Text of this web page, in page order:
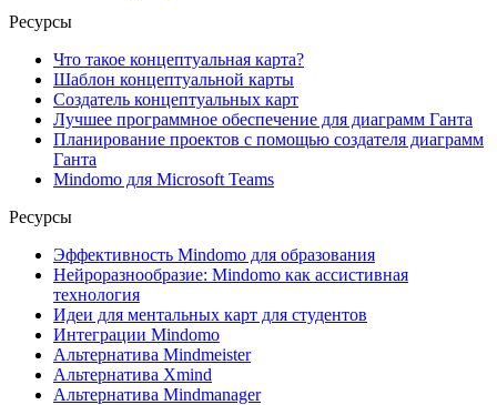
Ресурсы
Что такое концептуальная карта?
Шаблон концептуальной карты
Создатель концептуальных карт
Лучшее программное обеспечение для диаграмм Ганта
Планирование проектов с помощью создателя диаграмм
Ганта
Mindomo для Microsoft Teams
Ресурсы
Эффективность Mindomo для образования
Нейроразнообразие: Mindomo как ассистивная
технология
Идеи для ментальных карт для студентов
Интеграции Mindomo
Альтернатива Mindmeister
Альтернатива Xmind
Альтернатива Mindmanager